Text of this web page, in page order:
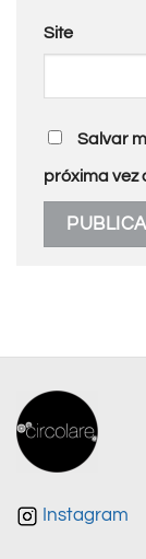
Site
Salvar
próxima vez
Instagram